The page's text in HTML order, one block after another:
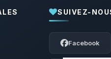
SUIVEZ-
Facebook
Youpi, enfin
Moi c’est
BoxToPlay. Dis-
et je vais remuer